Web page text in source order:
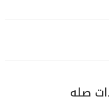
صله